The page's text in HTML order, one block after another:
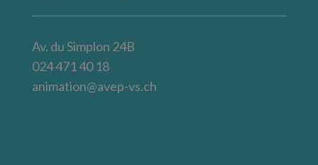
Av. du Simplon 24B
024 471 40 18
animation@avep-vs.ch